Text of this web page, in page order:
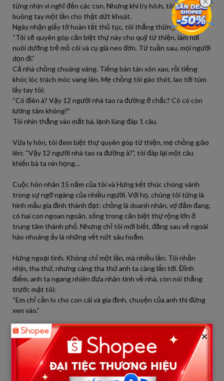
từng nhịn vì nghĩ đến các con. Nhưng khi l/y hô/n, tôi quyết định
buông tay một lần cho thật dứt khoát.
Ngày nhận giấy tờ hoàn tất thủ tục, tôi thẳng thừng tuyên bố:
“Tôi sẽ quyên góp căn biệt thự này cho quỹ từ thiện, làm nơi
nuôi dưỡng trẻ mồ côi và cụ già neo đơn. Từ tuần sau, mọi người
dọn đi.”
Cả nhà chồng choáng váng. Tiếng bàn tán xôn xao, rồi tiếng
khóc lóc trách móc vang lên. Mẹ chồng tôi gào thét, lao tới túm
lấy tay tôi:
“Cô điên à? Vậy 12 người nhà tao ra đường ở chắc? Cô có còn
lương tâm không?”
Tôi nhìn thẳng vào mắt bà, lạnh lùng đáp 1 câu.
Vừa ly hôn, tôi đem biệt thự quyên góp từ thiện, mẹ chồng g/ào
lên: “Vậy 12 người nhà tao ra đường à?”, tôi đáp lại một câu
khiến bà ta nín họng…
Cuộc hôn nhân 15 năm của tôi và Hưng kết thúc chóng vánh
trong sự ngỡ ngàng của nhiều người. Với họ, chúng tôi từng là
hình mẫu gia đình thành đạt: chồng là doanh nhân, vợ đảm đang,
có hai con ngoan ngoãn, sống trong căn biệt thự rộng lớn ở
trung tâm thành phố. Nhưng chỉ tôi mới biết, đằng sau vẻ ngoài
hào nhoáng ấy là những vết nứt sâu hoắm.
Hưng ngoại tình. Không chỉ một lần, mà nhiều lần. Tôi nhẫn
nhịn, tha thứ, nhưng càng tha thứ anh ta càng lấn tới. Đỉnh
điểm, anh ta ngang nhiên đưa nhân tình về nhà, còn nói thẳng
trước mặt tôi:
“Em chỉ cần lo cho con cái và gia đình, chuyện của anh thì đừng
xen vào.”
Khoảnh khắc ấy, tôi biết cuộc hôn nhân này đã chết từ lâu. Tôi
ký đơn ly hôn, không tranh chấp, không khóc lóc. Người ta bảo
tôi dại, nhưng thực ra tôi đã chuẩn bị kế hoạch từ rất lâu.
Căn biệt thự trị giá hàng chục tỷ đồng vốn đứng tên tôi. Suốt
×